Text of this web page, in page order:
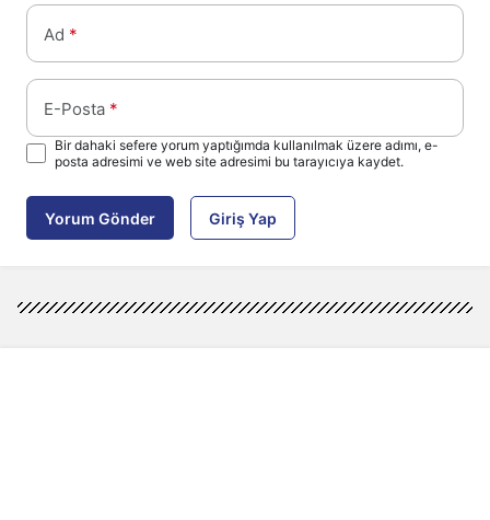
Ad *
E-Posta *
Bir dahaki sefere yorum yaptığımda kullanılmak üzere adımı, e-
posta adresimi ve web site adresimi bu tarayıcıya kaydet.
Yorum Gönder Giriş Yap